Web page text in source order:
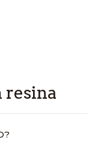
resina